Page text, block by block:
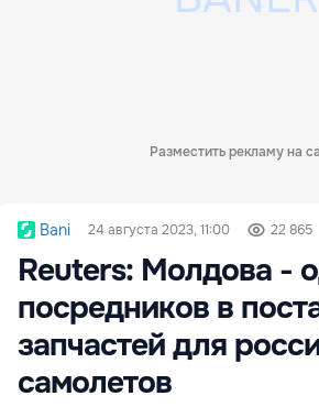
Разместить рекламу на
Bani 24 августа 2023, 11:00 22 865
Reuters: Молдова -
посредников в
запчастей для
самолетов